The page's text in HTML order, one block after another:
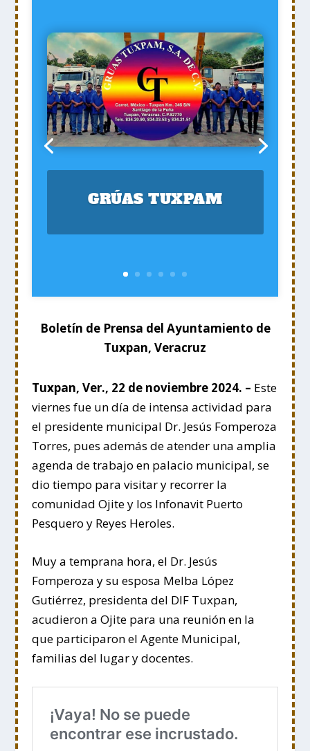
GRÚAS TUXPAM
Boletín de Prensa del Ayuntamiento de
Tuxpan, Veracruz
Tuxpan, Ver., 22 de noviembre 2024. – Este
viernes fue un día de intensa actividad para
el presidente municipal Dr. Jesús Fomperoza
Torres, pues además de atender una amplia
agenda de trabajo en palacio municipal, se
dio tiempo para visitar y recorrer la
comunidad Ojite y los Infonavit Puerto
Pesquero y Reyes Heroles.
Muy a temprana hora, el Dr. Jesús
Fomperoza y su esposa Melba López
Gutiérrez, presidenta del DIF Tuxpan,
acudieron a Ojite para una reunión en la
que participaron el Agente Municipal,
familias del lugar y docentes.